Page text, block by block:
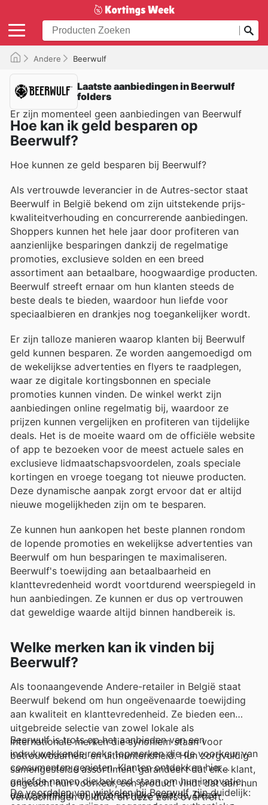
Andere Beerwulf
Laatste aanbiedingen in Beerwulf
folders
Er zijn momenteel geen aanbiedingen van Beerwulf
Hoe kan ik geld besparen op
Beerwulf?
Hoe kunnen ze geld besparen bij Beerwulf?
Als vertrouwde leverancier in de Autres-sector staat
Beerwulf in België bekend om zijn uitstekende prijs-
kwaliteitverhouding en concurrerende aanbiedingen.
Shoppers kunnen het hele jaar door profiteren van
aanzienlijke besparingen dankzij de regelmatige
promoties, exclusieve solden en een breed
assortiment aan betaalbare, hoogwaardige producten.
Beerwulf streeft ernaar om hun klanten steeds de
beste deals te bieden, waardoor hun liefde voor
speciaalbieren en drankjes nog toegankelijker wordt.
Er zijn talloze manieren waarop klanten bij Beerwulf
geld kunnen besparen. Ze worden aangemoedigd om
de wekelijkse advertenties en flyers te raadplegen,
waar ze digitale kortingsbonnen en speciale
promoties kunnen vinden. De winkel werkt zijn
aanbiedingen online regelmatig bij, waardoor ze
prijzen kunnen vergelijken en profiteren van tijdelijke
deals. Het is de moeite waard om de officiële website
of app te bezoeken voor de meest actuele sales en
exclusieve lidmaatschapsvoordelen, zoals speciale
kortingen en vroege toegang tot nieuwe producten.
Deze dynamische aanpak zorgt ervoor dat er altijd
nieuwe mogelijkheden zijn om te besparen.
Ze kunnen hun aankopen het beste plannen rondom
de lopende promoties en wekelijkse advertenties van
Beerwulf om hun besparingen te maximaliseren.
Beerwulf's toewijding aan betaalbaarheid en
klanttevredenheid wordt voortdurend weerspiegeld in
hun aanbiedingen. Ze kunnen er dus op vertrouwen
dat geweldige waarde altijd binnen handbereik is.
Welke merken kan ik vinden bij
Beerwulf?
Als toonaangevende Andere-retailer in België staat
Beerwulf bekend om hun ongeëvenaarde toewijding
aan kwaliteit en klanttevredenheid. Ze bieden een
uitgebreide selectie van zowel lokale als
internationale merken die synoniem staan voor
betrouwbaarheid en uitmuntendheid. Hun zorgvuldig
samengestelde assortiment garandeert dat elke klant,
ongeacht hun voorkeur, een product vindt dat aan hun
verwachtingen voldoet en deze zelfs overtreft.
Beerwulf is trots op het aanbieden van een
indrukwekkende reeks topmerken die de voorkeur van
consumenten genieten. Klanten ontdekken hier
geliefde namen die bekend staan om hun innovatie,
duurzaamheid en uitzonderlijke waarde. Deze
De voordelen van winkelen bij Beerwulf zijn duidelijk: